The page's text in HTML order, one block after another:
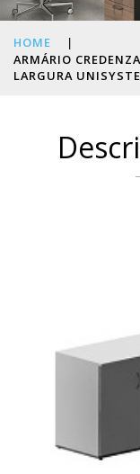
HOME
|
ARMÁRIO
LARGURA